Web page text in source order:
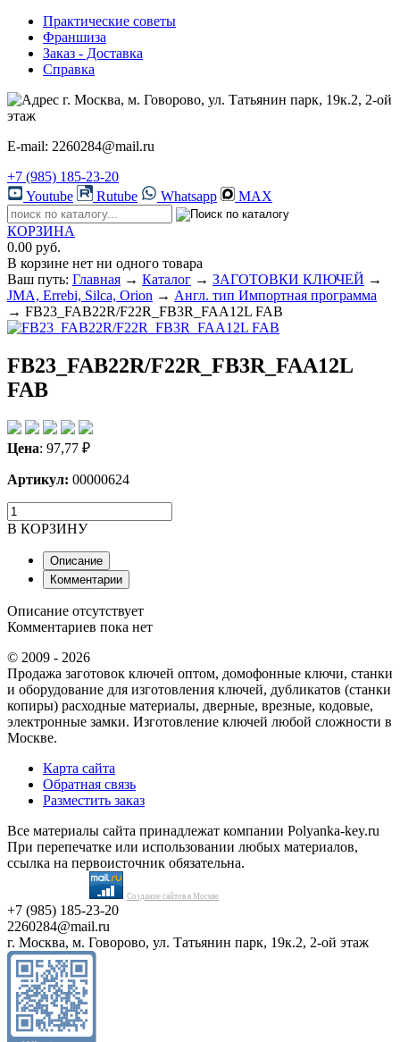
Практические советы
Франшиза
Заказ - Доставка
Справка
г. Москва, м. Говорово, ул. Татьянин парк, 19к.2, 2-ой
этаж
E-mail: 2260284@mail.ru
+7 (985) 185-23-20
Youtube
Rutube Whatsapp MAX
КОРЗИНА
0.00 руб.
В корзине нет ни одного товара
Ваш путь: Главная → Каталог → ЗАГОТОВКИ КЛЮЧЕЙ →
JMA, Errebi, Silca, Orion → Англ. тип Импортная программа
→ FB23_FAB22R/F22R_FB3R_FAA12L FAB
FB23_FAB22R/F22R_FB3R_FAA12L
FAB
Цена: 97,77 ₽
Артикул: 00000624
В КОРЗИНУ
Описание
Комментарии
Описание отсутствует
Комментариев пока нет
© 2009 - 2026
Продажа заготовок ключей оптом, домофонные ключи, станки
и оборудование для изготовления ключей, дубликатов (станки
копиры) расходные материалы, дверные, врезные, кодовые,
электронные замки. Изготовление ключей любой сложности в
Москве.
Карта сайта
Обратная связь
Разместить заказ
Все материалы сайта принадлежат компании Polyanka-key.ru
При перепечатке или использовании любых материалов,
ссылка на первоисточник обязательна.
Создание сайтов в Москве
+7 (985) 185-23-20
2260284@mail.ru
г. Москва, м. Говорово, ул. Татьянин парк, 19к.2, 2-ой этаж